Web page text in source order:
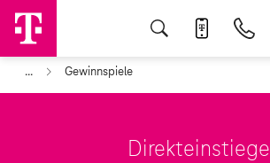
... Gewinnspiele
Direkteinstiege